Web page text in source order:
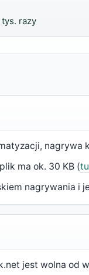
razy
nagrywa
ma ok. 30 KB (
nagrywania i
jest wolna od